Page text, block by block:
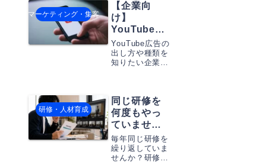
デメリットから
実践的な方法ま
で、詳細なガイ
ドを提供しま
す。
マーケティング・集客
【企業向
け】
YouTube広
告完全ガイ
ド：種類、
配信方法、
の秘訣
YouTube広告の
出し方や種類を
知りたい企業担
から配信の手
法、実際の事例
まで、BtoB向
けに詳しく解説
します。
研修・人材育成
同じ研修を
何度もやっ
ていません
か？研修動
画を“教育資
産”に変えて
毎年同じ研修を
繰り返していま
せんか？研修動